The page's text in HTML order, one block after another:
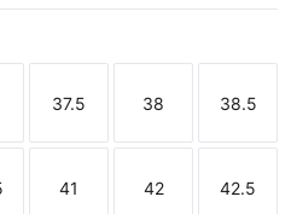
Größe
37.5
Größe
38
Größe
38.5
Größe
41
Größe
42
Größe
42.5